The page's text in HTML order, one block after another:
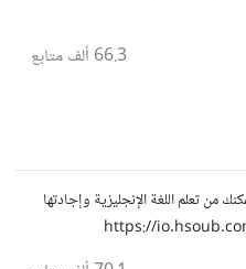
66.3 ألف متابع
مجتمع يساعد على توفير المصادر التي تمكنك من تعلم اللغة الإنجليزية وإجادتها